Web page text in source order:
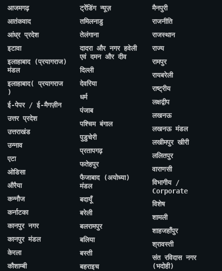
आजमगढ़
आतंकवाद
आंध्र प्रदेश
इटावा
इलाहाबाद (प्रयागराज)
मंडल
इलाहाबाद( प्रयागराज
)
ई-पेपर / ई-मैगज़ीन
उत्तर प्रदेश
उत्तराखंड
उन्नाव
एटा
ओडिसा
औरैया
कन्नौज
कर्नाटका
कानपुर नगर
कानपुर मंडल
केरला
कौशाम्बी
ट्रेंडिंग न्यूज़
तमिलनाडु
तेलंगाना
दादरा और नगर हवेली
एवं दमन और दीव
दिल्ली
देवरिया
धर्म
पंजाब
पश्चिम बंगाल
पुडुचेरी
प्रतापगढ़
फतेहपुर
फैजाबाद (अयोध्या)
मंडल
बदायूँ
बरेली
बलरामपुर
बलिया
बस्ती
बहराइच
मैनपुरी
राजनीति
राजस्थान
राज्य
रामपुर
रायबरेली
राष्ट्रीय
लक्षद्वीप
लखनऊ
लखनऊ मंडल
लखीमपुर खीरी
ललितपुर
वाराणसी
विभागीय /
Corporate
विशेष
शामली
शाहजहाँपुर
श्रावस्ती
संत रविदास नगर
(भदोही)